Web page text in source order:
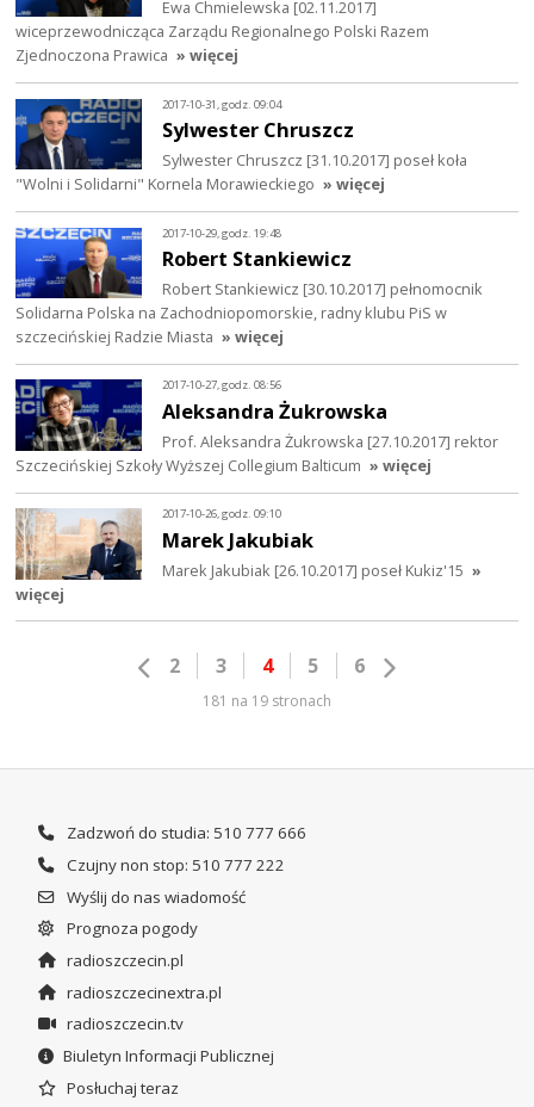
Ewa Chmielewska [02.11.2017]
wiceprzewodnicząca Zarządu Regionalnego Polski Razem
Zjednoczona Prawica » więcej
2017-10-31, godz. 09:04
Sylwester Chruszcz
Sylwester Chruszcz [31.10.2017] poseł koła
"Wolni i Solidarni" Kornela Morawieckiego » więcej
2017-10-29, godz. 19:48
Robert Stankiewicz
Robert Stankiewicz [30.10.2017] pełnomocnik
Solidarna Polska na Zachodniopomorskie, radny klubu PiS w
szczecińskiej Radzie Miasta » więcej
2017-10-27, godz. 08:56
Aleksandra Żukrowska
Prof. Aleksandra Żukrowska [27.10.2017] rektor
Szczecińskiej Szkoły Wyższej Collegium Balticum » więcej
2017-10-26, godz. 09:10
Marek Jakubiak
Marek Jakubiak [26.10.2017] poseł Kukiz'15 »
więcej
2 3 4 5 6
181 na 19 stronach
Zadzwoń do studia: 510 777 666
Czujny non stop: 510 777 222
Wyślij do nas wiadomość
Prognoza pogody
radioszczecin.pl
radioszczecinextra.pl
radioszczecin.tv
Biuletyn Informacji Publicznej
Posłuchaj teraz